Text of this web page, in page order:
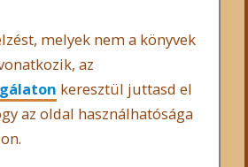
melyek nem a könyvek
az
keresztül juttasd el
az oldal használhatósága